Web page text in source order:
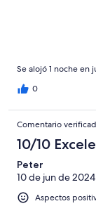
Se alojó 1 noche en
0
Comentario
10/10
Peter
10 de jun de 2024
Aspectos